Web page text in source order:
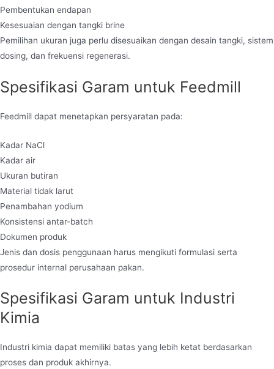
Pembentukan endapan
Kesesuaian dengan tangki brine
Pemilihan ukuran juga perlu disesuaikan dengan desain tangki, sistem
dosing, dan frekuensi regenerasi.
Spesifikasi Garam untuk Feedmill
Feedmill dapat menetapkan persyaratan pada:
Kadar NaCl
Kadar air
Ukuran butiran
Material tidak larut
Penambahan yodium
Konsistensi antar-batch
Dokumen produk
Jenis dan dosis penggunaan harus mengikuti formulasi serta
prosedur internal perusahaan pakan.
Spesifikasi Garam untuk Industri
Kimia
Industri kimia dapat memiliki batas yang lebih ketat berdasarkan
proses dan produk akhirnya.